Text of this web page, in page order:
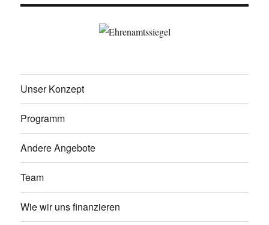
Unser Konzept
Programm
Andere Angebote
Team
Wie wir uns finanzieren